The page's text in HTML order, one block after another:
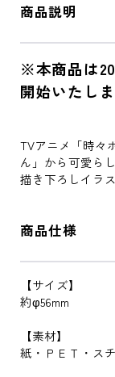
商品説明
※本商品は
開始いたしま
TVアニメ「時々
ん」から可愛ら
描き下ろしイラ
商品仕様
【サイズ】
約φ56mm
【素材】
紙・ＰＥＴ・ス